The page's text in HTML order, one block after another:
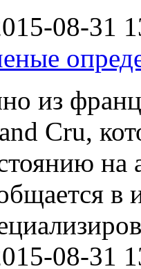
08-31
из
Cru,
на
в
08-31